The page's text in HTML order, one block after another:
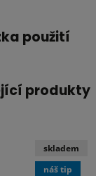
použití
produkty
skladem
náš tip